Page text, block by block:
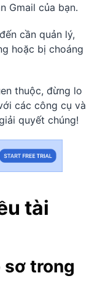
Gmail của bạn.
cần quản lý,
hoặc bị choáng
thuộc, đừng lo
các công cụ và
quyết chúng!
tài
sơ trong